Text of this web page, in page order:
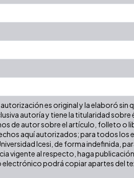
es original y la elaboró
autoría y tiene la titularidad sobre
de autor sobre el artículo, folleto o
aquí autorizados; para todos los
Icesi, de forma indefinida,
vigente al respecto, haga
podrá copiar apartes del